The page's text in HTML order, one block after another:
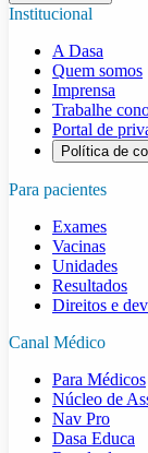
Institucional
A Dasa
Quem somos
Imprensa
Trabalhe
Portal de
Política de
Para pacientes
Exames
Vacinas
Unidades
Resultados
Direitos e
Canal Médico
Para Médicos
Núcleo de
Nav Pro
Dasa Educa